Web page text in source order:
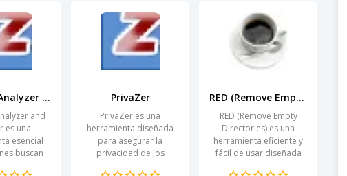
ShellBag Analyzer and Cleaner
and
es una
esencial
buscan
PrivaZer
PrivaZer es una
herramienta diseñada
para asegurar la
privacidad de los
RED (Remove Empty Directories)
RED (Remove Empty
Directories) es una
herramienta eficiente y
fácil de usar diseñada